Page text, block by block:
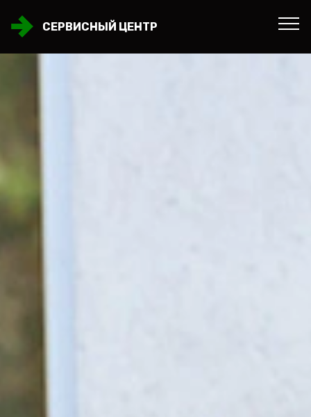
СЕРВИСНЫЙ ЦЕНТР